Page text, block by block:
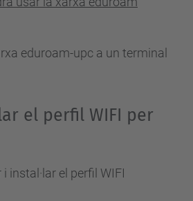
eduroam-upc a un terminal
el perfil WIFI per
instal·lar el perfil WIFI